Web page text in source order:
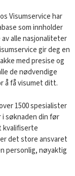
Visumservice har
som innholder
alle nasjonaliteter
gir deg en
med presise og
de nødvendige
å få visumet ditt.
1500 spesialister
i søknaden din før
kvalifiserte
det store ansvaret
personlig, nøyaktig